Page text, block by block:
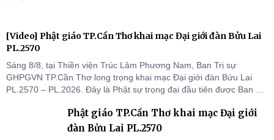
[Video] Phật giáo TP.Cần Thơ khai mạc Đại giới đàn Bửu Lai
PL.2570
Sáng 8/8, tại Thiền viện Trúc Lâm Phương Nam, Ban Trị sự
GHPGVN TP.Cần Thơ long trọng khai mạc Đại giới đàn Bửu Lai
PL.2570 – PL.2026. Đây là Phật sự trọng đại đầu tiên được Ban Trị
thứ I, thể hiện sự quan tâm đối với công tác truyền giới, đào tạo
Tăng tài và tiếp nối mạng mạch Tăng-g
Phật giáo TP.Cần Thơ khai mạc Đại giới
đàn Bửu Lai PL.2570